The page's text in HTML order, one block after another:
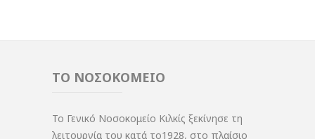
ΤΟ ΝΟΣΟΚΟΜΕΙΟ
Το Γενικό Νοσοκομείο Κιλκίς ξεκίνησε τη
λειτουργία του κατά το1928, στο πλαίσιο